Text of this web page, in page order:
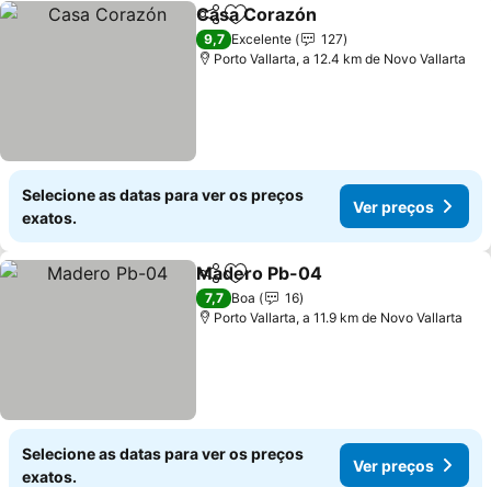
PartilharAdicionar aos favoritos
Casa Corazón
9,7 Excelente
127
Porto Vallarta, a 12.4 km de Novo Vallarta
Selecione as datas para ver os preços
exatos.
Ver preços
PartilharAdicionar aos favoritos
Madero Pb-04
7,7 Boa
16
Porto Vallarta, a 11.9 km de Novo Vallarta
Selecione as datas para ver os preços
exatos.
Ver preços